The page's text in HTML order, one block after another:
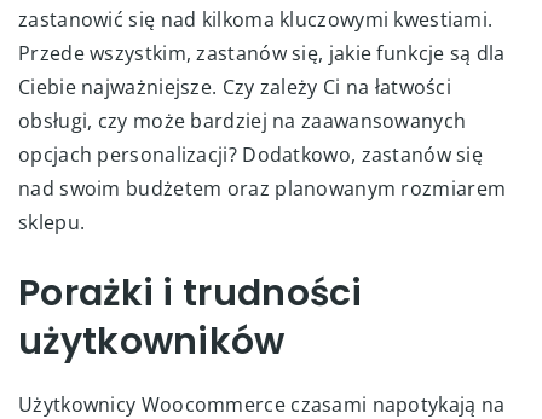
zastanowić się nad kilkoma kluczowymi kwestiami.
Przede wszystkim, zastanów się, jakie funkcje są dla
Ciebie najważniejsze. Czy zależy Ci na łatwości
obsługi, czy może bardziej na zaawansowanych
opcjach personalizacji? Dodatkowo, zastanów się
nad swoim budżetem oraz planowanym rozmiarem
sklepu.
Porażki i trudności
użytkowników
Użytkownicy Woocommerce czasami napotykają na